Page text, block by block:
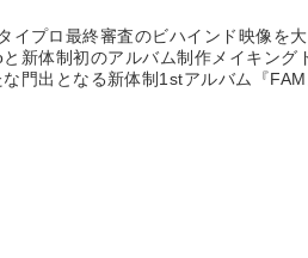
プロ最終審査のビハインド映像を大
新体制初のアルバム制作メイキング
門出となる新体制1stアルバム『FAM